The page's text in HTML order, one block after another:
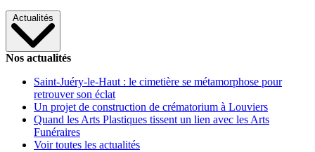
Actualités
Nos actualités
Saint-Juéry-le-Haut : le cimetière se métamorphose pour
retrouver son éclat
Un projet de construction de crématorium à Louviers
Quand les Arts Plastiques tissent un lien avec les Arts
Funéraires
Voir toutes les actualités